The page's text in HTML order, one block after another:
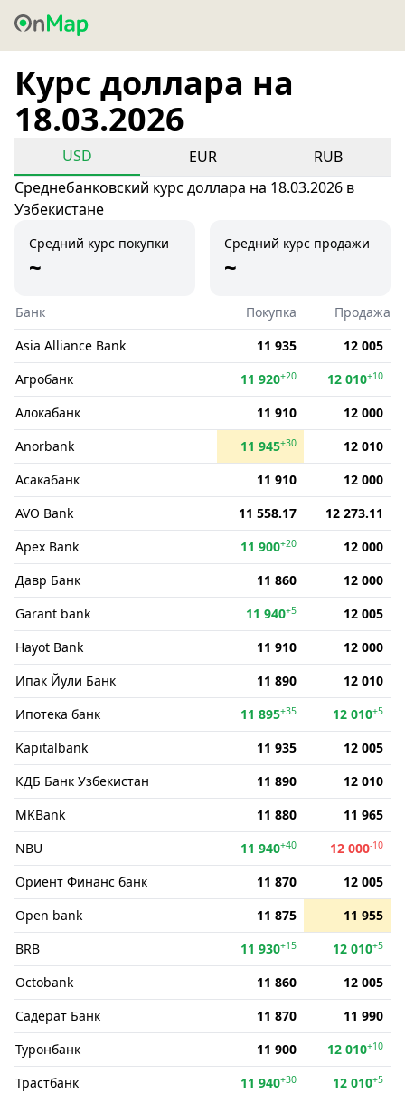
Курс доллара на
18.03.2026
USD EUR
RUB
Среднебанковский курс доллара на 18.03.2026 в
Узбекистане
Средний курс покупки
~
Средний курс продажи
~
Банк Покупка
Продажа
Asia Alliance Bank
11 935
12 005
Агробанк
11 920+20 12 010+10
Алокабанк 11 910
12 000
Anorbank
11 945+30
12 010
Асакабанк
11 910
12 000
AVO Bank
11 558.17
12 273.11
Apex Bank
11 900+20
12 000
Давр Банк
11 860
12 000
Garant bank
11 940+5
12 005
Hayot Bank
11 910
12 000
Ипак Йули Банк
11 890
12 010
Ипотека банк
11 895+35 12 010+5
Kapitalbank 11 935
12 005
КДБ Банк Узбекистан
11 890
12 010
MKBank
11 880
11 965
NBU
11 940+40 12 000-10
Ориент Финанс банк 11 870
12 005
Open bank
11 875
11 955
BRB
11 930+15 12 010+5
Octobank 11 860
12 005
Садерат Банк
11 870
11 990
Туронбанк
11 900 12 010+10
Трастбанк 11 940+30 12 010+5